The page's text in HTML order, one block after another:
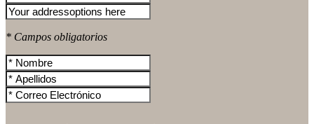
* Campos obligatorios